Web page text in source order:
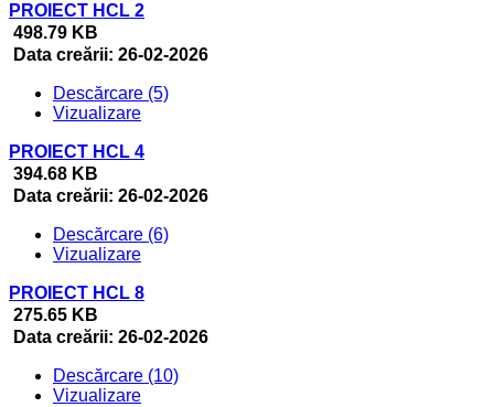
PROIECT HCL 2
498.79 KB
Data creării: 26-02-2026
Descărcare (5)
Vizualizare
PROIECT HCL 4
394.68 KB
Data creării: 26-02-2026
Descărcare (6)
Vizualizare
PROIECT HCL 8
275.65 KB
Data creării: 26-02-2026
Descărcare (10)
Vizualizare